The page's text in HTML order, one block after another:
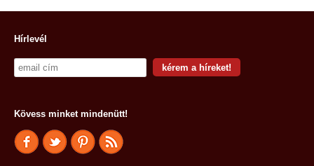
Hírlevél
Kövess minket mindenütt!